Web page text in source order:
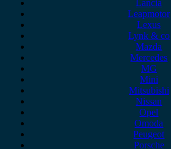
Lancia
Leapmotor
Lexus
Lynk & co
Mazda
Mercedes
MG
Mini
Mitsubishi
Nissan
Opel
Omoda
Peugeot
Porsche